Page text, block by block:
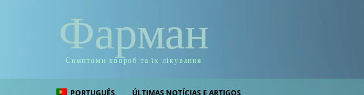
Фарман
Симптоми хвороб та їх лікування
PORTUGUÊS ÚLTIMAS NOTÍCIAS E ARTIGOS